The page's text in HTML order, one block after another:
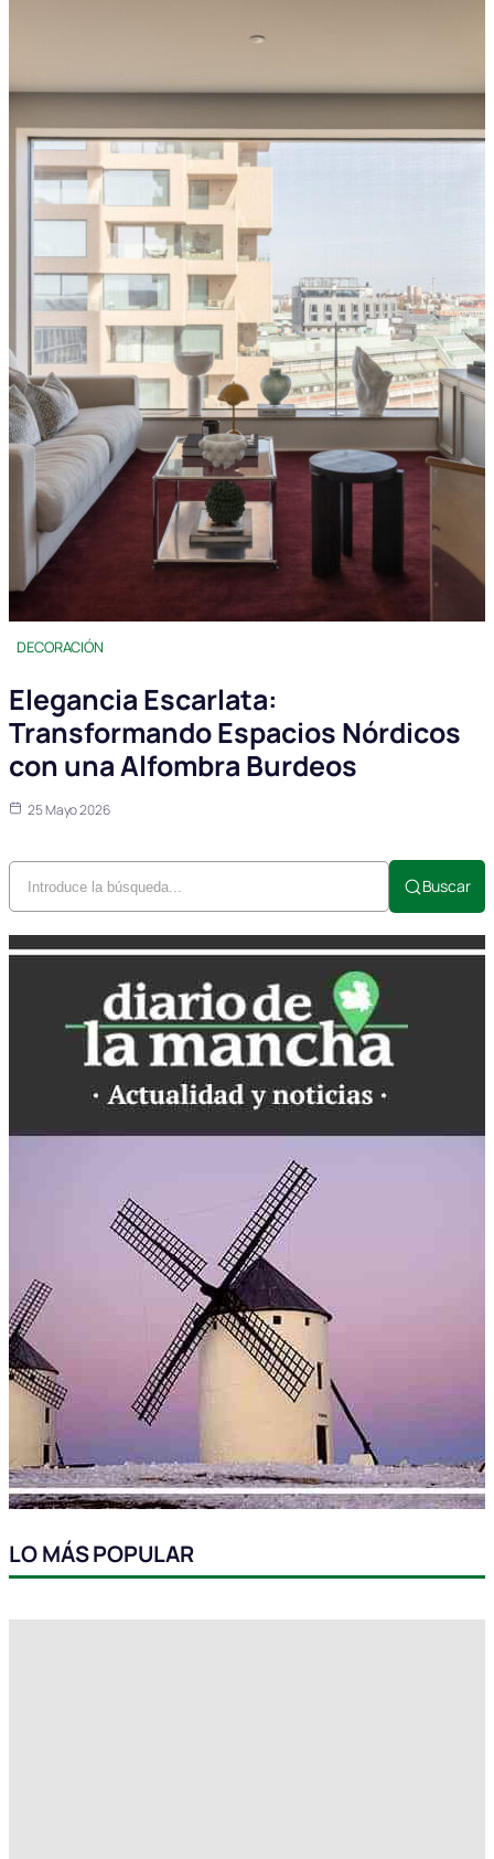
DECORACIÓN
Elegancia Escarlata:
Transformando Espacios Nórdicos
con una Alfombra Burdeos
25 Mayo 2026
Buscar
LO MÁS POPULAR